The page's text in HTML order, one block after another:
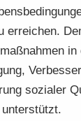
er­rei­chen.
so­zia­ler